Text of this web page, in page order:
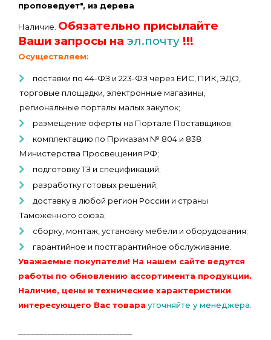
проповедует", из дерева
Наличие. Обязательно присылайте
Ваши запросы на эл.почту !!!
Осуществляем:
поставки по 44-ФЗ и 223-ФЗ через ЕИС, ПИК, ЭДО,
торговые площадки, электронные магазины,
региональные порталы малых закупок;
размещение оферты на Портале Поставщиков;
комплектацию по Приказам № 804 и 838
Министерства Просвещения РФ;
подготовку ТЗ и спецификаций;
разработку готовых решений;
доставку в любой регион России и страны
Таможенного союза;
сборку, монтаж, установку мебели и оборудования;
гарантийное и постгарантийное обслуживание.
Уважаемые покупатели! На нашем сайте ведутся
работы по обновлению ассортимента продукции.
Наличие, цены и технические характеристики
интересующего Вас товара уточняйте у менеджера.